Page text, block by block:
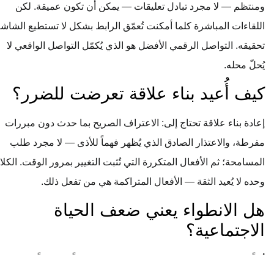
ومنتظم — لا مجرد تبادل تعليقات — يمكن أن تكون عميقة. لكن
اللقاءات المباشرة كلما أمكنت تُعمّق الرابط بشكل لا تستطيع الشاشة
تحقيقه. التواصل الرقمي الأفضل هو الذي يُكمّل التواصل الواقعي لا
يُحلّ محله.
كيف أُعيد بناء علاقة تعرضت للضرر؟
إعادة بناء علاقة تحتاج إلى: الاعتراف الصريح بما حدث دون مبررات
مفرطة، والاعتذار الصادق الذي يُظهر فهماً للأذى — لا مجرد طلب
المسامحة؛ ثم الأفعال المتكررة التي تُثبت التغيير بمرور الوقت. الكلام
وحده لا يُعيد الثقة — الأفعال المتراكمة هي من تفعل ذلك.
هل الانطواء يعني ضعف الحياة
الاجتماعية؟